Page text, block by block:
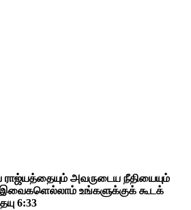
ராஜ்யத்தையும் அவருடைய நீதியையும்
உங்களுக்குக் கூடக்
6:33